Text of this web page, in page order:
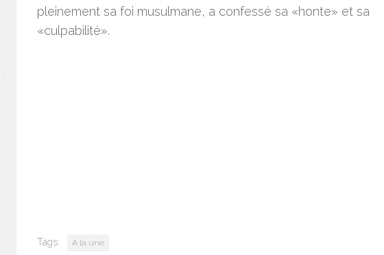
pleinement sa foi musulmane, a confessé sa «honte» et sa
«culpabilité».
Tags: A la une